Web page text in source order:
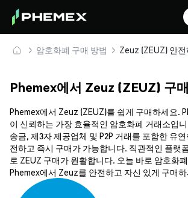
암호화폐 구매 방법
Phemex에서 Zeuz (ZEUZ) 구
Phemex에서 Zeuz (ZEUZ)를 쉽게 구매하세요.
이 신뢰하는 가장 효율적인 암호화폐 거래소입
송금, 제3자 제공업체 및 P2P 거래를 포함한 유
전하고 즉시 구매가 가능합니다. 직관적인 플랫
로 ZEUZ 구매가 원활합니다. 오늘 바로 암호화
Phemex에서 Zeuz를 안전하고 자신 있게 구매